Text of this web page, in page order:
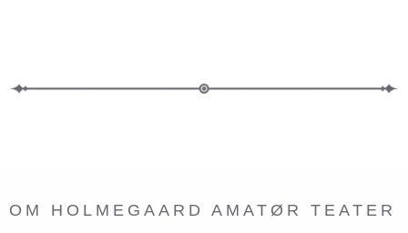
OM HOLMEGAARD AMATØR TEATER